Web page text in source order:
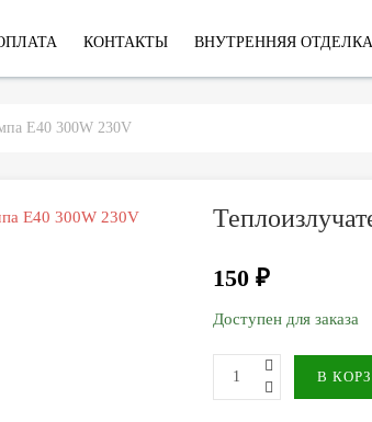
КОНТАКТЫ ВНУТРЕННЯЯ ОТДЕЛКА
Е40 300W 230V
150 ₽
Доступен для заказа